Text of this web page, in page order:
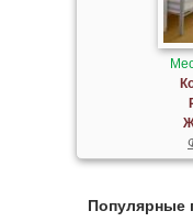
Популярные